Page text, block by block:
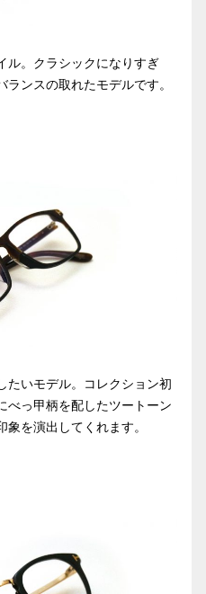
ル。クラシックになりすぎ
ンスの取れたモデルです。
たいモデル。コレクション初
べっ甲柄を配したツートーン
を演出してくれます。